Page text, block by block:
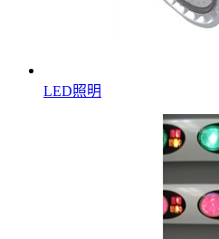
LED照明